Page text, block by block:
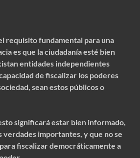
requisito fundamental para una
es que la ciudadanía esté bien
entidades independientes
de fiscalizar los poderes
sean estos públicos o
significará estar bien informado,
verdades importantes, y que no se
fiscalizar democráticamente a